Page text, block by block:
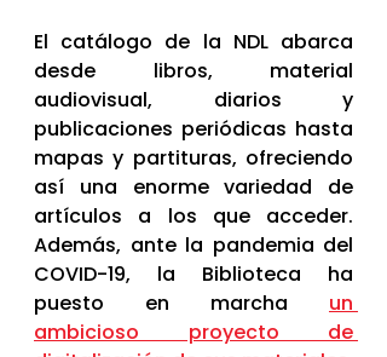
El catálogo de la NDL abarca
desde libros, material
audiovisual, diarios y
publicaciones periódicas hasta
mapas y partituras, ofreciendo
así una enorme variedad de
artículos a los que acceder.
Además, ante la pandemia del
COVID-19, la Biblioteca ha
puesto en marcha un
ambicioso proyecto de